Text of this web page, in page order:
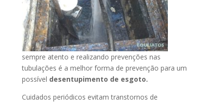
sempre atento e realizando prevenções nas
tubulações é a melhor forma de prevenção para um
possível desentupimento de esgoto.
Cuidados periódicos evitam transtornos de